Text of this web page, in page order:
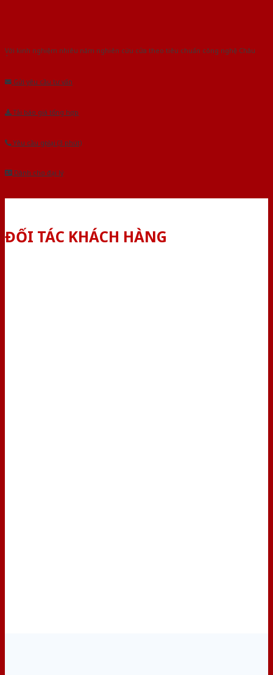
Với kinh nghiệm nhiêu năm nghiên cứu cửa theo tiêu chuẩn công nghệ Châu
Gửi yêu cầu tư vấn
Tải báo giá tổng hợp
Yêu cầu gọi lại (3 phút)
Dành cho đại lý
ĐỐI TÁC KHÁCH HÀNG